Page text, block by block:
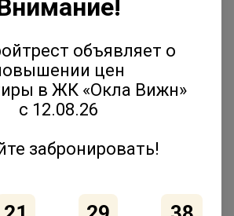
выступила на форуме
темой эволюции соседских
объявляет о
цен
в ЖК «Окла Вижн»
с 12.08.26
забронировать!